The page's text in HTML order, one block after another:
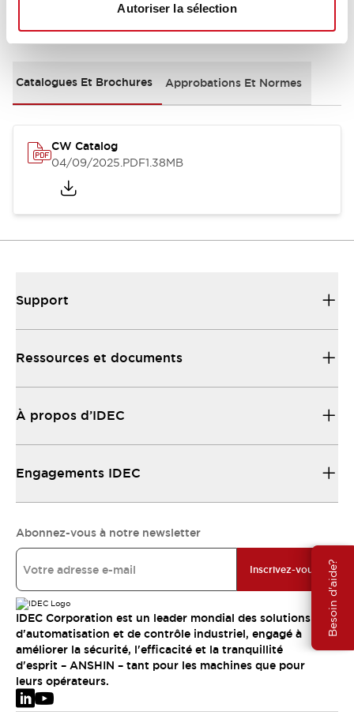
Autoriser la sélection
Besoin d'aide?
Documents et fichiers
Catalogues Et Brochures Approbations Et Normes
CW Catalog
04/09/2025.PDF1.38MB
Support
Ressources et documents
À propos d’IDEC
Engagements IDEC
Abonnez-vous à notre newsletter
Inscrivez-vous
IDEC Corporation est un leader mondial des solutions
d'automatisation et de contrôle industriel, engagé à
améliorer la sécurité, l'efficacité et la tranquillité
d'esprit – ANSHIN – tant pour les machines que pour
leurs opérateurs.